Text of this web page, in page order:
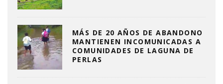
MÁS DE 20 AÑOS DE ABANDONO
MANTIENEN INCOMUNICADAS A
COMUNIDADES DE LAGUNA DE
PERLAS